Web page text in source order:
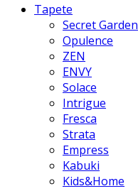
Tapete
Secret Garden
Opulence
ZEN
ENVY
Solace
Intrigue
Fresca
Strata
Empress
Kabuki
Kids&Home